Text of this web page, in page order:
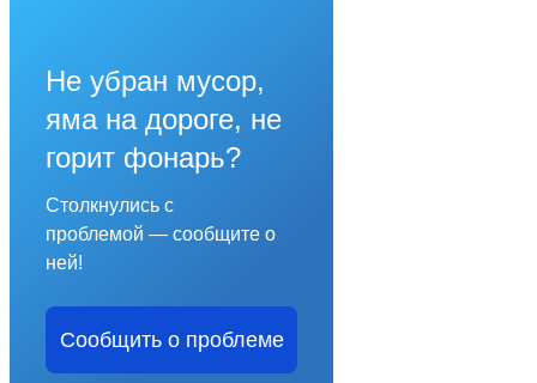
Не убран мусор,
яма на дороге, не
горит фонарь?
Столкнулись с
проблемой — сообщите о
ней!
Сообщить о проблеме